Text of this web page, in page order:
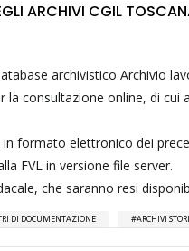
ARCHIVI CGIL
archivistico Archivio
la consultazione online, di cui
formato elettronico dei
FVL in versione file server.
che saranno resi
DI DOCUMENTAZIONE ARCHIVI